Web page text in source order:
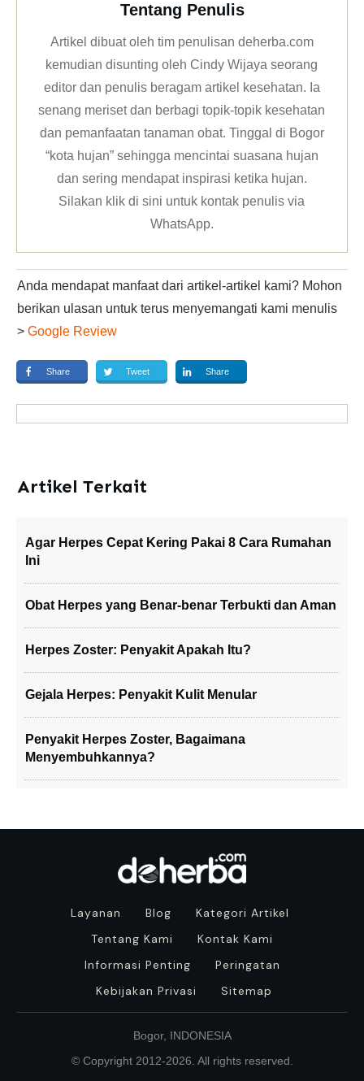
Tentang Penulis
Artikel dibuat oleh tim penulisan deherba.com
kemudian disunting oleh Cindy Wijaya seorang
editor dan penulis beragam artikel kesehatan. Ia
senang meriset dan berbagi topik-topik kesehatan
dan pemanfaatan tanaman obat. Tinggal di Bogor
“kota hujan” sehingga mencintai suasana hujan
dan sering mendapat inspirasi ketika hujan.
Silakan klikdi sini untuk kontak penulis via
WhatsApp.
Anda mendapat manfaat dari artikel-artikel kami? Mohon
berikan ulasan untuk terus menyemangati kami menulis
> Google Review
Share Tweet Share
Artikel Terkait
Agar Herpes Cepat Kering Pakai 8 Cara Rumahan
Ini
Obat Herpes yang Benar-benar Terbukti dan Aman
Herpes Zoster: Penyakit Apakah Itu?
Gejala Herpes: Penyakit Kulit Menular
Penyakit Herpes Zoster, Bagaimana
Menyembuhkannya?
Layanan Blog
Kategori Artikel
Tentang Kami
Kontak Kami
Informasi Penting
Peringatan
Kebijakan Privasi
Sitemap
Bogor, INDONESIA
© Copyright 2012-2026. All rights reserved.